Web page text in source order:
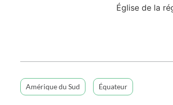
Église de la
Amérique du Sud Équateur